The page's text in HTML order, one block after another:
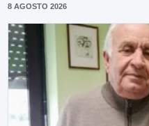
8 AGOSTO 2026